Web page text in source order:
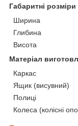
Габаритні розміри
Ширина
Глибина
Висота
Матеріал
Каркас
Ящик (висувний)
Полиці
Колеса (колісні